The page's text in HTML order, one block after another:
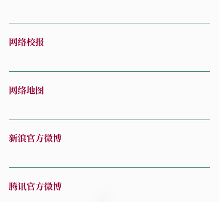
网络校报
网络地图
新浪官方微博
腾讯官方微博